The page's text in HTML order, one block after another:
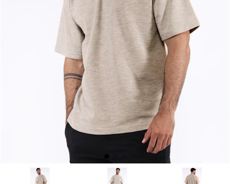
Romper el Precio
Programa UGC
Descuentos
Ayuda
Iniciar sesión